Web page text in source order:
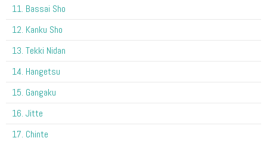
11. Bassai Sho
12. Kanku Sho
13. Tekki Nidan
14. Hangetsu
15. Gangaku
16. Jitte
17. Chinte